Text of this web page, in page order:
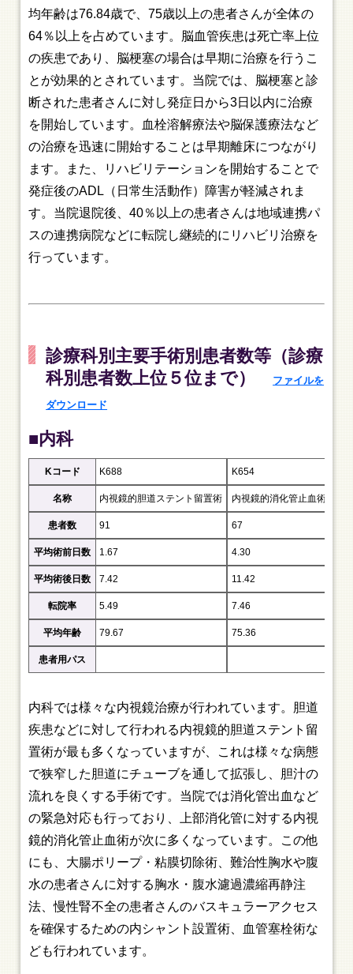
均年齢は76.84歳で、75歳以上の患者さんが全体の
64％以上を占めています。脳血管疾患は死亡率上位
の疾患であり、脳梗塞の場合は早期に治療を行うこ
とが効果的とされています。当院では、脳梗塞と診
断された患者さんに対し発症日から3日以内に治療
を開始しています。血栓溶解療法や脳保護療法など
の治療を迅速に開始することは早期離床につながり
ます。また、リハビリテーションを開始することで
発症後のADL（日常生活動作）障害が軽減されま
す。当院退院後、40％以上の患者さんは地域連携パ
スの連携病院などに転院し継続的にリハビリ治療を
行っています。
診療科別主要手術別患者数等（診療
科別患者数上位５位まで）
ファイルを
ダウンロード
■内科
Kコード
名称
患者数
平均術前日数
平均術後日数
転院率
平均年齢
患者用パス
K688
内視鏡的胆道ステント留置術
91
1.67
7.42
5.49
79.67
K654
内視鏡的消化管止血術
67
4.30
11.42
7.46
75.36
内科では様々な内視鏡治療が行われています。胆道
疾患などに対して行われる内視鏡的胆道ステント留
置術が最も多くなっていますが、これは様々な病態
で狭窄した胆道にチューブを通して拡張し、胆汁の
流れを良くする手術です。当院では消化管出血など
の緊急対応も行っており、上部消化管に対する内視
鏡的消化管止血術が次に多くなっています。この他
にも、大腸ポリープ・粘膜切除術、難治性胸水や腹
水の患者さんに対する胸水・腹水濾過濃縮再静注
法、慢性腎不全の患者さんのバスキュラーアクセス
を確保するための内シャント設置術、血管塞栓術な
ども行われています。